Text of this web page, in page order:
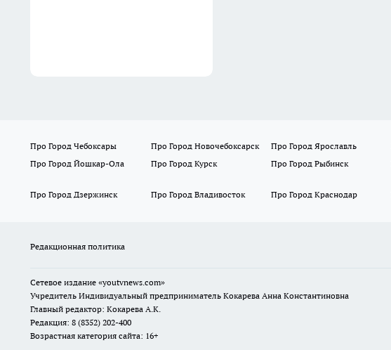
Про Город Чебоксары Про Город Новочебоксарск Про Город Ярославль
Про Город Йошкар-Ола
Про Город Курск Про Город Рыбинск
Про Город Дзержинск
Про Город Владивосток Про Город Краснодар
Редакционная политика
Сетевое издание «youtvnews.com»
Учредитель Индивидуальный предприниматель Кокарева Анна Константиновна
Главный редактор: Кокарева А.К.
Редакция: 8 (8352) 202-400
Возрастная категория сайта: 16+